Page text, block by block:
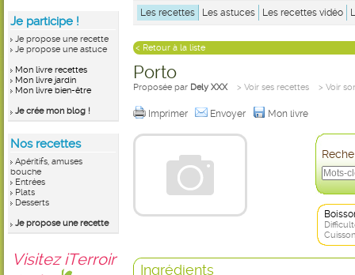
Je participe !
Je propose une recette
Je propose une astuce
Mon livre recettes
Mon livre jardin
Mon livre bien-être
Je crée mon blog !
Nos recettes
Apéritifs, amuses
bouche
Entrées
Plats
Desserts
Je propose une recette
Visitez iTerroir
Les recettes Les astuces Les recettes vidéo
< Retour à la liste
Porto
Proposée par Dely XXX > Voir ses recettes > Voir
Imprimer Envoyer Mon livre
Ingrédients